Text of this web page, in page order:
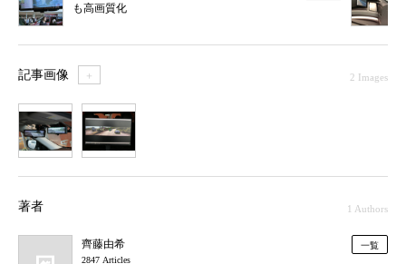
も高画質化
記事画像 ＋ 2 Images
著者 1 Authors
齊藤由希
2847 Articles
一覧